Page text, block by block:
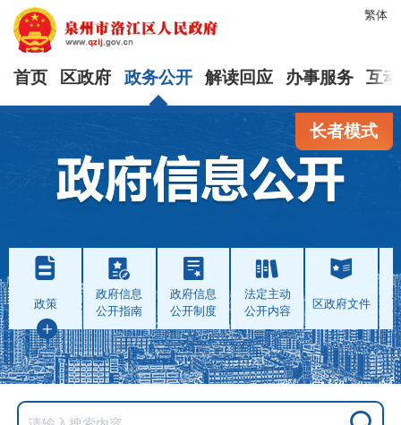
繁体
首页 区政府 政务公开 解读回应 办事服务 互
长者模式
政策
政府信息
公开指南
政府信息
公开制度
法定主动
公开内容
区政府文件